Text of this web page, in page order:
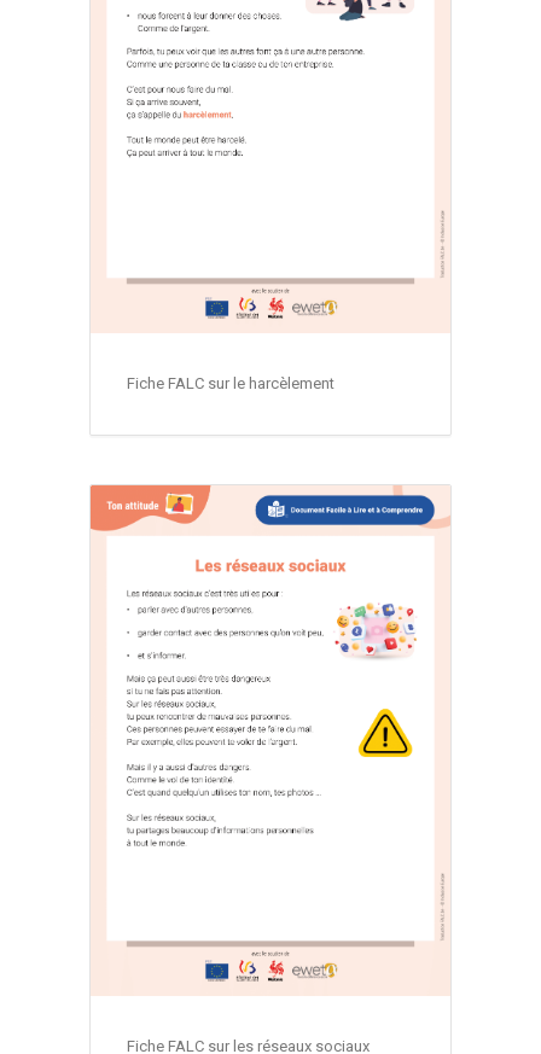
Fiche FALC sur le harcèlement
Fiche FALC sur les réseaux sociaux